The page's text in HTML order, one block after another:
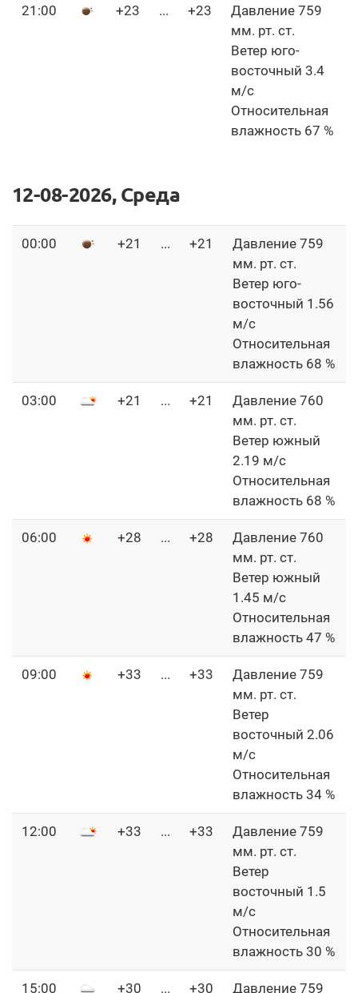
21:00 +23 ... +23
Давление 759
мм. рт. ст.
Ветер юго-
восточный 3.4
м/с
Относительная
влажность 67 %
12-08-2026, Среда
00:00 +21 ... +21
Давление 759
мм. рт. ст.
Ветер юго-
восточный 1.56
м/с
Относительная
влажность 68 %
03:00 +21 ... +21
Давление 760
мм. рт. ст.
Ветер южный
2.19 м/с
Относительная
влажность 68 %
06:00 +28 ... +28
Давление 760
мм. рт. ст.
Ветер южный
1.45 м/с
Относительная
влажность 47 %
09:00 +33 ... +33
Давление 759
мм. рт. ст.
Ветер
восточный 2.06
м/с
Относительная
влажность 34 %
12:00 +33 ... +33
Давление 759
мм. рт. ст.
Ветер
восточный 1.5
м/с
Относительная
влажность 30 %
15:00 +30 ... +30 Давление 759